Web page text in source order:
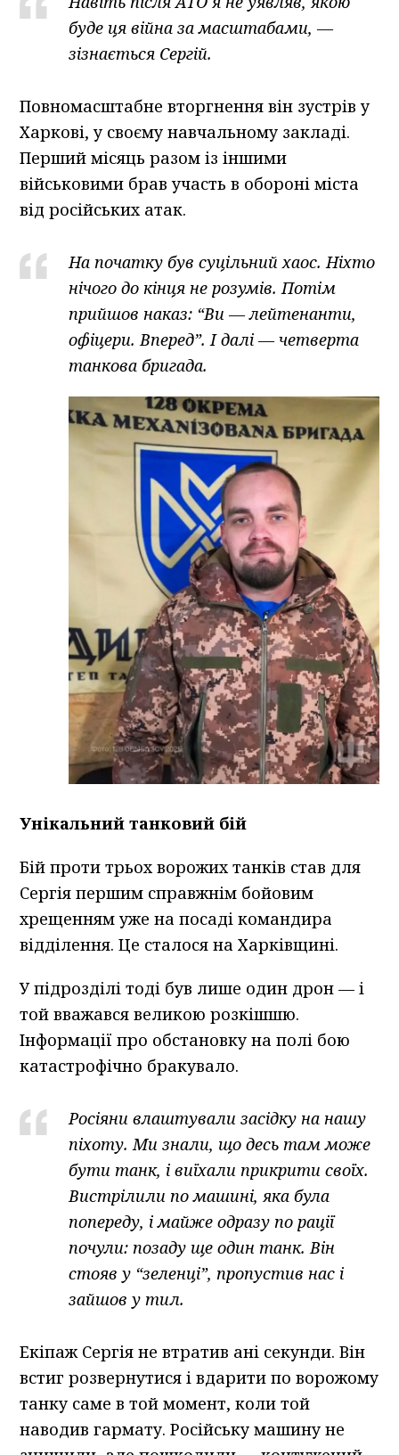
буде ця війна за масштабами, —
зізнається Сергій.
Повномасштабне вторгнення він зустрів у
Харкові, у своєму навчальному закладі.
Перший місяць разом із іншими
військовими брав участь в обороні міста
від російських атак.
На початку був суцільний хаос. Ніхто
нічого до кінця не розумів. Потім
прийшов наказ: “Ви — лейтенанти,
офіцери. Вперед”. І далі — четверта
танкова бригада.
Унікальний танковий бій
Бій проти трьох ворожих танків став для
Сергія першим справжнім бойовим
хрещенням уже на посаді командира
відділення. Це сталося на Харківщині.
У підрозділі тоді був лише один дрон — і
той вважався великою розкішшю.
Інформації про обстановку на полі бою
катастрофічно бракувало.
Росіяни влаштували засідку на нашу
піхоту. Ми знали, що десь там може
бути танк, і виїхали прикрити своїх.
Вистрілили по машині, яка була
попереду, і майже одразу по рації
почули: позаду ще один танк. Він
стояв у “зеленці”, пропустив нас і
зайшов у тил.
Екіпаж Сергія не втратив ані секунди. Він
встиг розвернутися і вдарити по ворожому
танку саме в той момент, коли той
наводив гармату. Російську машину не